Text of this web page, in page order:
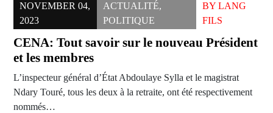
NOVEMBER 04,
2023
ACTUALITÉ,
POLITIQUE
BY LANG
FILS
CENA: Tout savoir sur le nouveau Président
et les membres
L’inspecteur général d’État Abdoulaye Sylla et le magistrat
Ndary Touré, tous les deux à la retraite, ont été respectivement
nommés…